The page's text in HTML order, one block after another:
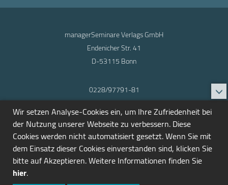
managerSeminare Verlags GmbH
Endenicher Str. 41
D-53115 Bonn
0228/97791-81
info@seminarmarkt.de
© 2001-2026
Wir setzen Analyse-Cookies ein, um Ihre Zufriedenheit bei
der Nutzung unserer Webseite zu verbessern. Diese
Cookies werden nicht automatisiert gesetzt. Wenn Sie mit
dem Einsatz dieser Cookies einverstanden sind, klicken Sie
bitte auf Akzeptieren. Weitere Informationen finden Sie
hier.